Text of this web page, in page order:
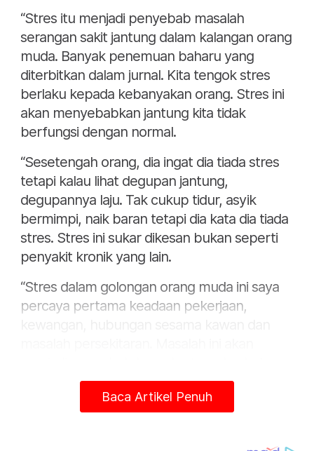
“Stres itu menjadi penyebab masalah
serangan sakit jantung dalam kalangan orang
muda. Banyak penemuan baharu yang
diterbitkan dalam jurnal. Kita tengok stres
berlaku kepada kebanyakan orang. Stres ini
akan menyebabkan jantung kita tidak
berfungsi dengan normal.
“Sesetengah orang, dia ingat dia tiada stres
tetapi kalau lihat degupan jantung,
degupannya laju. Tak cukup tidur, asyik
bermimpi, naik baran tetapi dia kata dia tiada
stres. Stres ini sukar dikesan bukan seperti
penyakit kronik yang lain.
“Stres dalam golongan orang muda ini saya
percaya pertama keadaan pekerjaan,
Cuma tidak ada orang yang rasa dia stres,”
katanya kepada Sinar Harian.
Baca Artikel Penuh